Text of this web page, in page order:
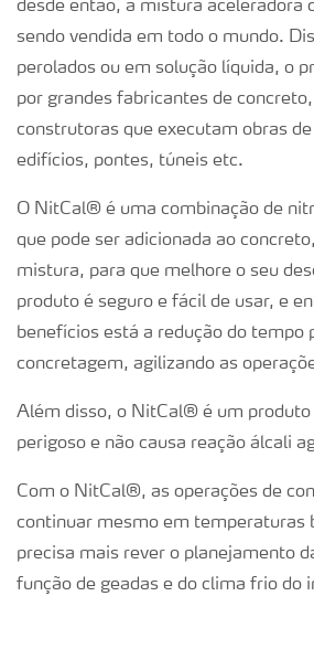
desde então, a mistura aceleradora
sendo vendida em todo o mundo.
perolados ou em solução líquida, o
por grandes fabricantes de
construtoras que executam obras
edifícios, pontes, túneis etc.
O NitCal® é uma combinação de
que pode ser adicionada ao
mistura, para que melhore o seu
produto é seguro e fácil de usar, e
benefícios está a redução do tempo
concretagem, agilizando as
Além disso, o NitCal® é um produto
perigoso e não causa reação álcali
Com o NitCal®, as operações de
continuar mesmo em temperaturas
precisa mais rever o planejamento
função de geadas e do clima frio do